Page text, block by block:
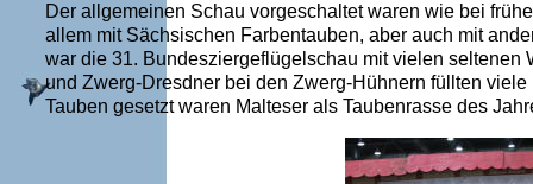
Der allgemeinen Schau vorgeschaltet waren wie bei
allem mit Sächsischen Farbentauben, aber auch mit
war die 31. Bundesziergeflügelschau mit vielen
und Zwerg-Dresdner bei den Zwerg-Hühnern füllten
Tauben gesetzt waren Malteser als Taubenrasse des